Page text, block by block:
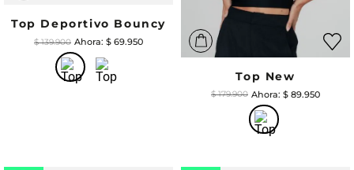
Top Deportivo Bouncy
$ 139.900 $ 69.950
Top New
$ 179.900 $ 89.950